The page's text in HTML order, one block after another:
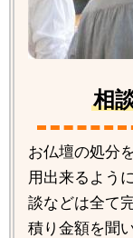
相
お仏壇の処分
用出来るよう
談などは全て
積り金額を聞